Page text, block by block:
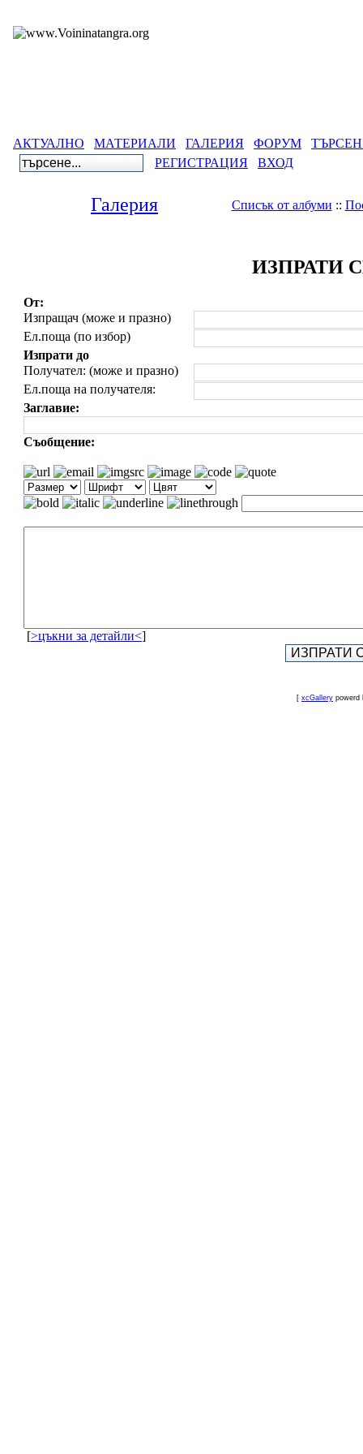
АКТУАЛНО МАТЕРИАЛИ ГАЛЕРИЯ ФОРУМ
РЕГИСТРАЦИЯ
ВХОД
Галерия Списък от албуми ::
ИЗПРАТИ
От:
Изпращач (може и празно)
Ел.поща (по избор)
Изпрати до
Получател: (може и празно)
Ел.поща на получателя:
Заглавие:
Съобщение:
[>цъкни за детайли<]
[ xcGallery